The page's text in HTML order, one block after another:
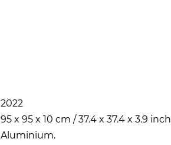
2022
95 x 95 x 10 cm / 37.4 x 37.4 x 3.9 inch
Aluminium.